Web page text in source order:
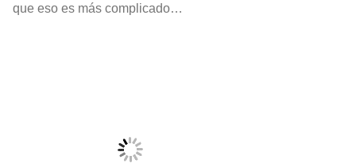
que eso es más complicado…